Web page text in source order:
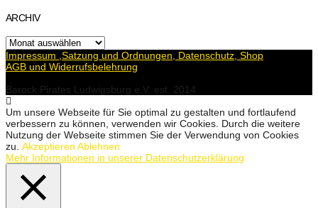
ARCHIV
Archiv
Impressum ,Satzung und Ordnungen, Datenschutz, Shop
AGB und Widerrufsbelehrung
Barock Pirates Ludwigsburg e.V. est. 2014
Um unsere Webseite für Sie optimal zu gestalten und fortlaufend
verbessern zu können, verwenden wir Cookies. Durch die weitere
Nutzung der Webseite stimmen Sie der Verwendung von Cookies
zu. Akzeptieren Ablehnen
Mehr Informationen in unserer Datenschutzerklärung